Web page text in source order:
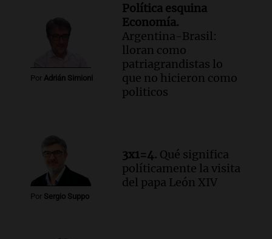
Por Adrián Simioni
Política esquina
Economía.
Argentina-Brasil:
lloran como
patriagrandistas lo
que no hicieron como
politicos
Por Sergio Suppo
3x1=4. Qué significa
políticamente la visita
del papa León XIV